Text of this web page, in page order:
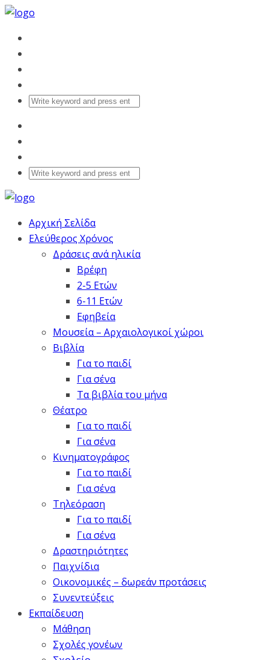
Αρχική Σελίδα
Ελεύθερος Χρόνος
Δράσεις ανά ηλικία
Βρέφη
2-5 Ετών
6-11 Ετών
Εφηβεία
Μουσεία – Αρχαιολογικοί χώροι
Βιβλία
Για το παιδί
Για σένα
Τα βιβλία του μήνα
Θέατρο
Για το παιδί
Για σένα
Κινηματογράφος
Για το παιδί
Για σένα
Τηλεόραση
Για το παιδί
Για σένα
Δραστηριότητες
Παιχνίδια
Οικονομικές – δωρεάν προτάσεις
Συνεντεύξεις
Εκπαίδευση
Μάθηση
Σχολές γονέων